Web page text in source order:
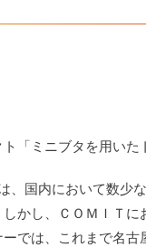
「ミニブタを用い
、国内において数少
かし、ＣＯＭＩＴ
では、これまで名